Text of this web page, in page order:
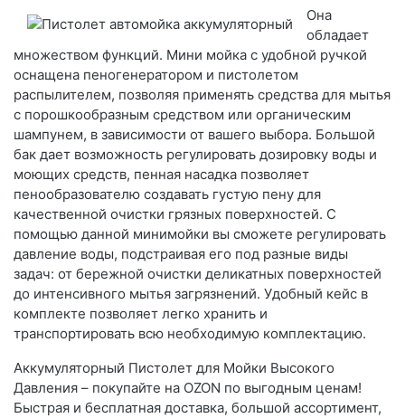
Она
обладает
множеством функций. Мини мойка с удобной ручкой
оснащена пеногенератором и пистолетом
распылителем, позволяя применять средства для мытья
с порошкообразным средством или органическим
шампунем, в зависимости от вашего выбора. Большой
бак дает возможность регулировать дозировку воды и
моющих средств, пенная насадка позволяет
пенообразователю создавать густую пену для
качественной очистки грязных поверхностей. С
помощью данной минимойки вы сможете регулировать
давление воды, подстраивая его под разные виды
задач: от бережной очистки деликатных поверхностей
до интенсивного мытья загрязнений. Удобный кейс в
комплекте позволяет легко хранить и
транспортировать всю необходимую комплектацию.
Аккумуляторный Пистолет для Мойки Высокого
Давления – покупайте на OZON по выгодным ценам!
Быстрая и бесплатная доставка, большой ассортимент,